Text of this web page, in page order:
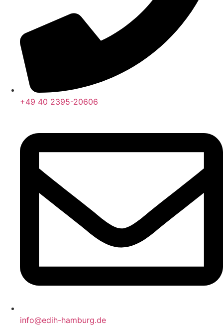
+49 40 2395-20606
info@edih-hamburg.de